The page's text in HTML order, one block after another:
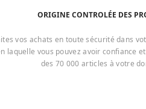
ORIGINE CONTROLÉE DES
vos achats en toute sécurité dans
laquelle vous pouvez avoir confiance
des 70 000 articles à votre